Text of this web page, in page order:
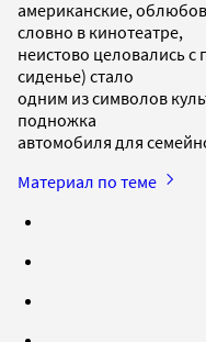
американские,
словно в кинотеатре,
неистово целовались с
сиденье) стало
одним из символов
подножка
автомобиля для
Материал по теме